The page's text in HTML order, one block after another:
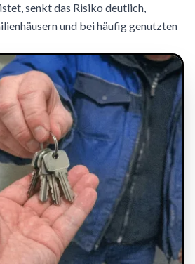
senkt das Risiko deutlich,
und bei häufig genutzten